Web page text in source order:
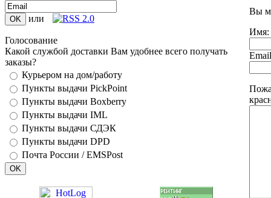
или
Голосование
Какой службой доставки Вам удобнее всего получать
заказы?
Курьером на дом/работу
Пункты выдачи PickPoint
Пункты выдачи Boxberry
Пункты выдачи IML
Пункты выдачи СДЭК
Пункты выдачи DPD
Почта России / EMSPost
Вы
Имя:
Email